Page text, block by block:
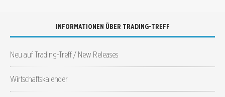
INFORMATIONEN ÜBER TRADING-TREFF
Neu auf Trading-Treff / New Releases
Wirtschaftskalender